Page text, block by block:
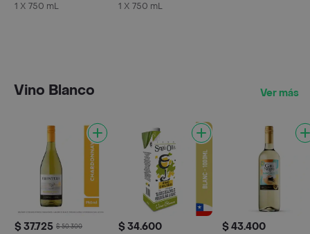
1 X 750 mL
1 X 750 mL
Vino Blanco Ver más
$ 37.725 $ 50.300 $ 34.600 $ 43.400